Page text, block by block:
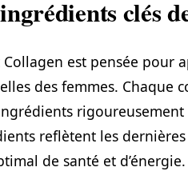
clés
est pensée pour
des femmes. Chaque
reflètent les
de santé et d’énergie.